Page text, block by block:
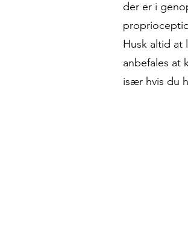
der er i
Husk altid at
anbefales at
især hvis du